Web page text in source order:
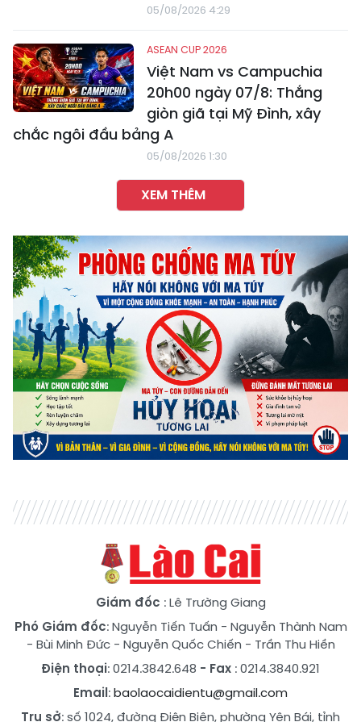
05/08/2026 4:29
ASEAN CUP 2026
Việt Nam vs Campuchia
20h00 ngày 07/8: Thắng
giòn giã tại Mỹ Đình, xây
chắc ngôi đầu bảng A
05/08/2026 1:30
XEM THÊM
Giám đốc : Lê Trường Giang
Phó Giám đốc:Nguyễn Tiến Tuấn - Nguyễn Thành Nam
- Bùi Minh Đức- Nguyễn Quốc Chiến - Trần Thu Hiền
Điện thoại: 0214.3842.648 - Fax : 0214.3840.921
Email:baolaocaidientu@gmail.com
Trụ sở: số 1024, đường Điện Biên, phường Yên Bái, tỉnh